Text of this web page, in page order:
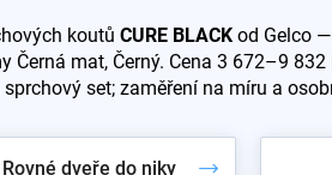
koutů CURE BLACK od Gelco
Černá mat, Černý. Cena 3 672–9
set; zaměření na míru a
Rovné dveře do niky